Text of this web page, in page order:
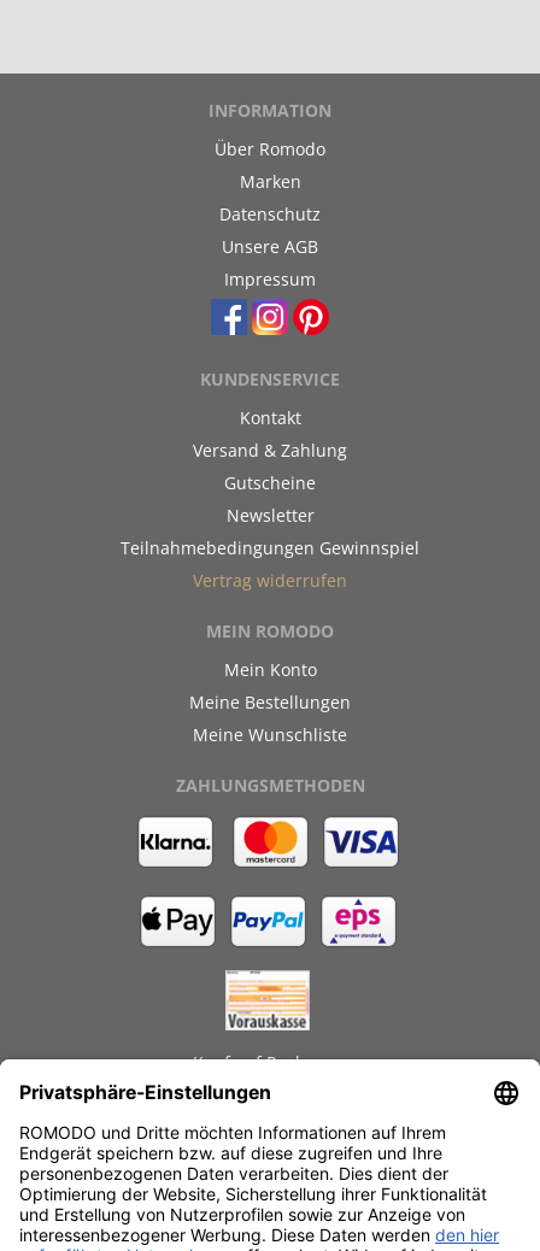
INFORMATION
Über Romodo
Marken
Datenschutz
Unsere AGB
Impressum
KUNDENSERVICE
Kontakt
Versand & Zahlung
Gutscheine
Newsletter
Teilnahmebedingungen Gewinnspiel
Vertrag widerrufen
MEIN ROMODO
Mein Konto
Meine Bestellungen
Meine Wunschliste
ZAHLUNGSMETHODEN
Kauf auf Rechnung
Schnelle Lieferzeiten
Käuferschutz
Datenschutz